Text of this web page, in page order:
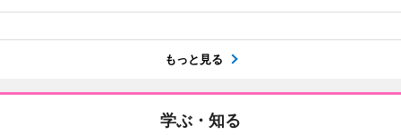
もっと見る
学ぶ・知る